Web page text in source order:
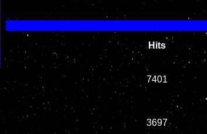
Hits
7401
3697